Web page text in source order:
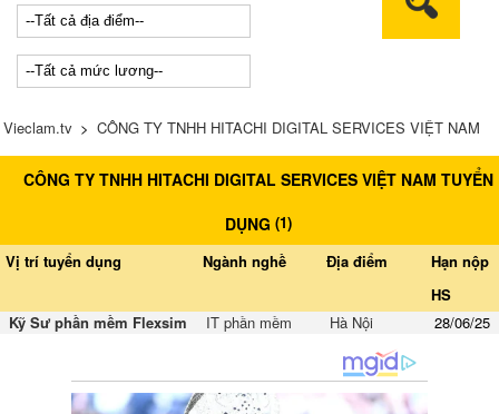
Vieclam.tv > CÔNG TY TNHH HITACHI DIGITAL SERVICES VIỆT NAM
tuyển dụng
CÔNG TY TNHH HITACHI DIGITAL SERVICES VIỆT NAM TUYỂN
DỤNG (1)
Vị trí tuyển dụng
Ngành nghề Địa điểm
Hạn nộp
HS
Kỹ Sư phần mềm Flexsim
IT phần mềm Hà Nội 28/06/25